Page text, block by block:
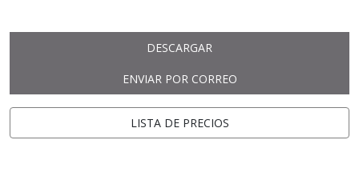
DESCARGAR
ENVIAR POR CORREO
LISTA DE PRECIOS